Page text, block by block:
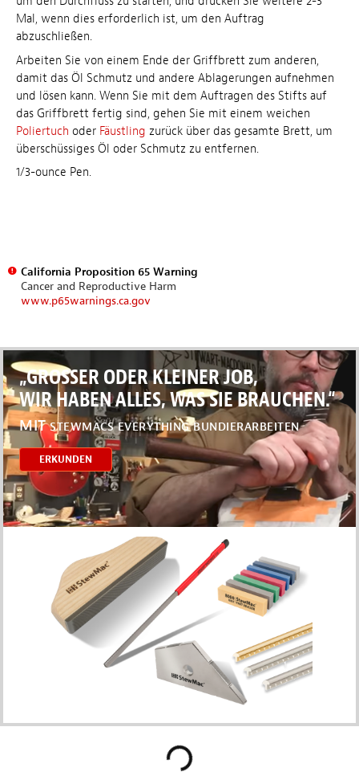
Mal, wenn dies erforderlich ist, um den Auftrag
abzuschließen.
Arbeiten Sie von einem Ende der Griffbrett zum anderen,
damit das Öl Schmutz und andere Ablagerungen aufnehmen
und lösen kann. Wenn Sie mit dem Auftragen des Stifts auf
das Griffbrett fertig sind, gehen Sie mit einem weichen
Poliertuch oder Fäustling zurück über das gesamte Brett, um
überschüssiges Öl oder Schmutz zu entfernen.
1/3-ounce Pen.
California Proposition 65 Warning
Cancer and Reproductive Harm
www.p65warnings.ca.gov
„GROSSER ODER KLEINER JOB,
WIR HABEN ALLES, WAS SIE BRAUCHEN.“
MITSTEWMACS EVERYTHING BUNDIERARBEITEN
ERKUNDEN